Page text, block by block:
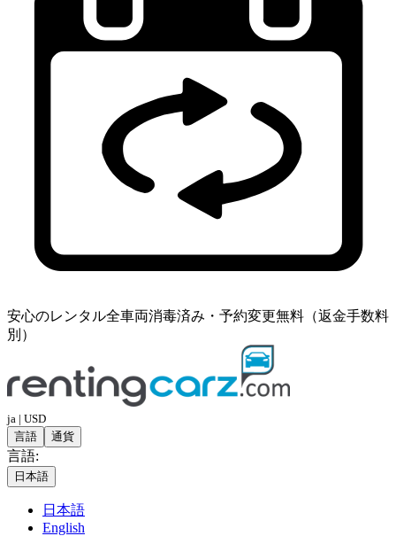
安心のレンタル全車両消毒済み・予約変更無料（返金手数料
別）
ja | USD
言語
通貨
言語:
日本語
日本語
English